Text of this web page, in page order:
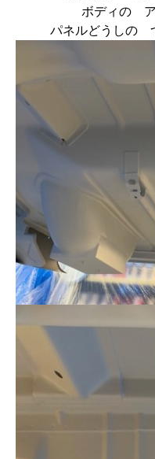
ボディの
パネルどうしの